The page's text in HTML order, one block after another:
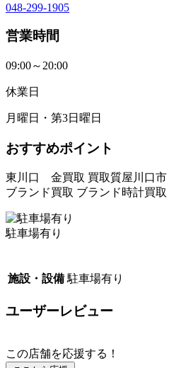
048-299-1905
営業時間
09:00～20:00
休業日
月曜日・第3日曜日
おすすめポイント
東川口 金買取 買取質屋川口市
ブランド買取 ブランド時計買取
駐車場有り
施設・設備 駐車場有り
ユーザーレビュー
この店舗を応援する！